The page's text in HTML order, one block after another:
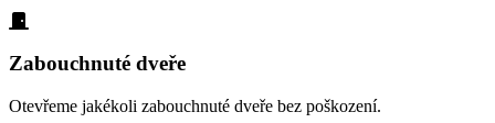
Zabouchnuté dveře
Otevřeme jakékoli zabouchnuté dveře bez poškození.